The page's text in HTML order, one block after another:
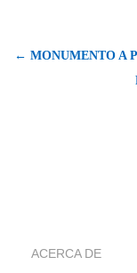
← MONUMENTO A
ACERCA DE